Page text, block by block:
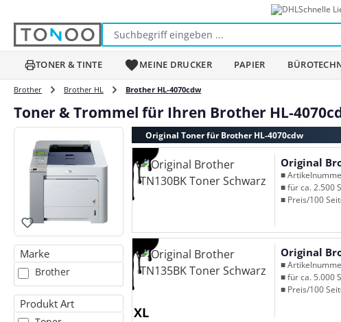
Schnelle
TONER & TINTE MEINE DRUCKER PAPIER
Brother Brother HL Brother HL-4070cdw
Toner & Trommel für Ihren Brother HL-
Marke
Brother
Produkt Art
Original Toner für Brother HL-4070cdw
Original
■
■ für ca. 2.500
■ Preis/100
XL
Original
■
■ für ca. 5.000
■ Preis/100